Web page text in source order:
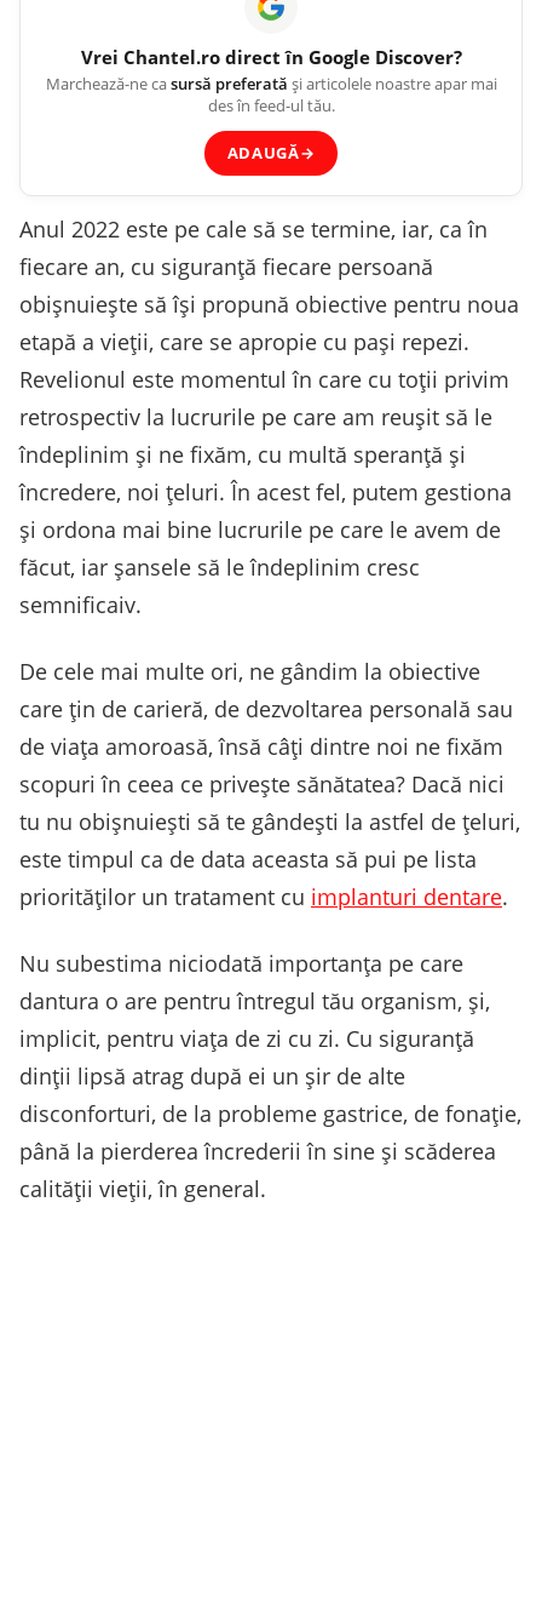
Vrei Chantel.rodirect în Google Discover?
Marchează-ne casursă preferată și articolele noastre apar mai
des în feed-ul tău.
ADAUGĂ→
Anul 2022 este pe cale să se termine, iar, ca în
fiecare an, cu siguranță fiecare persoană
obișnuiește să își propună obiective pentru noua
etapă a vieții, care se apropie cu pași repezi.
Revelionul este momentul în care cu toții privim
retrospectiv la lucrurile pe care am reușit să le
îndeplinim și ne fixăm, cu multă speranță și
încredere, noi țeluri. În acest fel, putem gestiona
și ordona mai bine lucrurile pe care le avem de
făcut, iar șansele să le îndeplinim cresc
semnificaiv.
De cele mai multe ori, ne gândim la obiective
care țin de carieră, de dezvoltarea personală sau
de viața amoroasă, însă câți dintre noi ne fixăm
scopuri în ceea ce privește sănătatea? Dacă nici
tu nu obișnuiești să te gândești la astfel de țeluri,
este timpul ca de data aceasta să pui pe lista
priorităților un tratament cu implanturi dentare.
Nu subestima niciodată importanța pe care
dantura o are pentru întregul tău organism, și,
implicit, pentru viața de zi cu zi. Cu siguranță
dinții lipsă atrag după ei un șir de alte
disconforturi, de la probleme gastrice, de fonație,
până la pierderea încrederii în sine și scăderea
calității vieții, în general.